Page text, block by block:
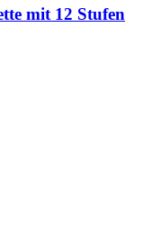
mit 12 Stufen